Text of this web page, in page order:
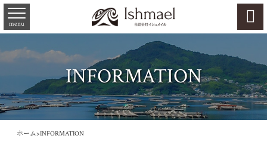
menu 
INFORMATION
ホーム>INFORMATION